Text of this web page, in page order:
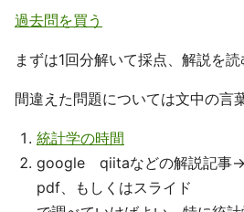
過去問を買う
まずは1回分解いて採点、解説を
間違えた問題については文中の言
統計学の時間
google qiitaなどの解説記事→
pdf、もしくはスライド